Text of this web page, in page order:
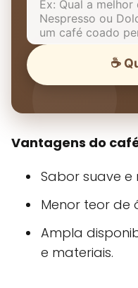
☕
Vantagens do
Sabor suave
Menor teor de
Ampla
e materiais.